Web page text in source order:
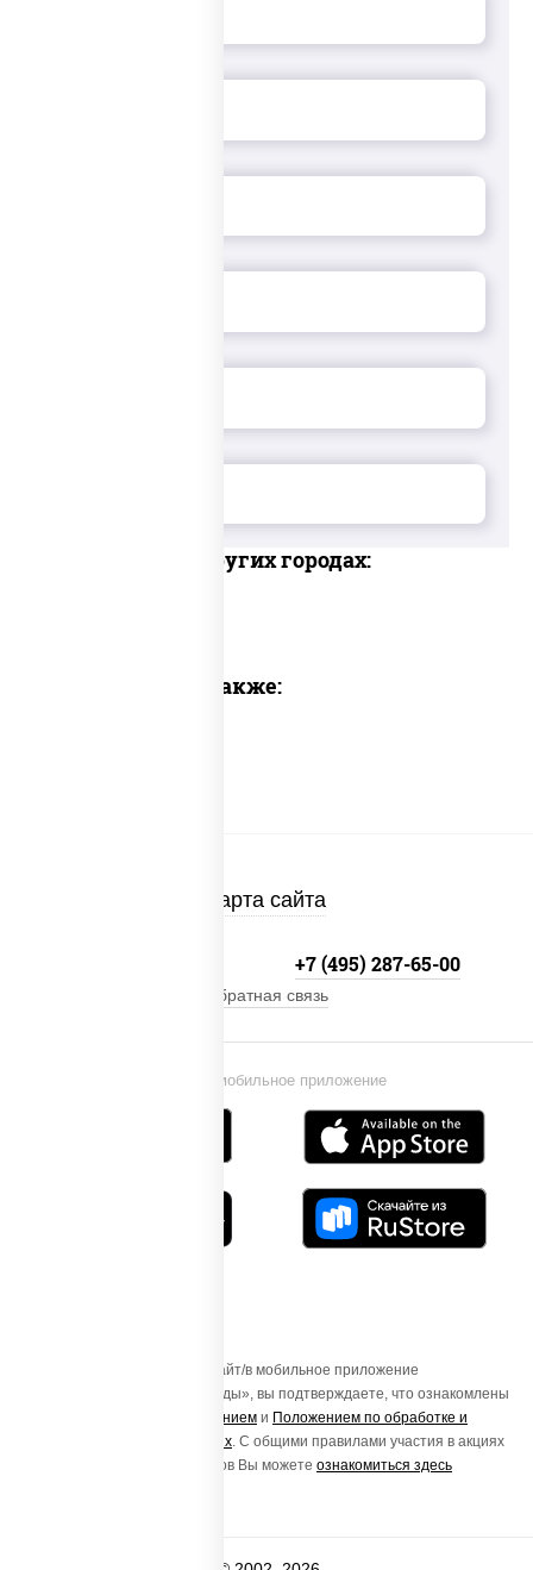
Доставка в других городах:
Предлагаем также:
Карта сайта
Установи мобильное приложение
+7 (495) 287-65-00
Обратная связь
Осуществляя вход на этот Сайт/в мобильное приложение
«ПиццаСушиВок - доставка еды», вы подтверждаете, что ознакомлены
Пользовательским соглашением и Положением по обработке и
защите персональных данных. С общими правилами участия в акциях
и порядке получения подарков Вы можете ознакомиться здесь